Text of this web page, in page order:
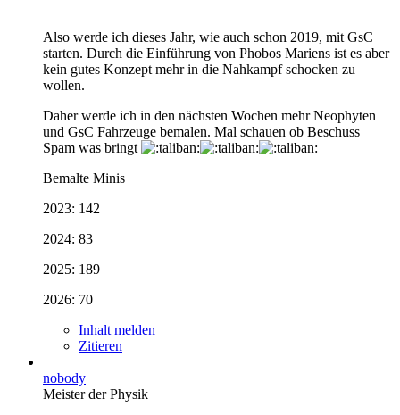
Also werde ich dieses Jahr, wie auch schon 2019, mit GsC
starten. Durch die Einführung von Phobos Mariens ist es aber
kein gutes Konzept mehr in die Nahkampf schocken zu
wollen.
Daher werde ich in den nächsten Wochen mehr Neophyten
und GsC Fahrzeuge bemalen. Mal schauen ob Beschuss
Spam was bringt
Bemalte Minis
2023: 142
2024: 83
2025: 189
2026: 70
Inhalt melden
Zitieren
nobody
Meister der Physik